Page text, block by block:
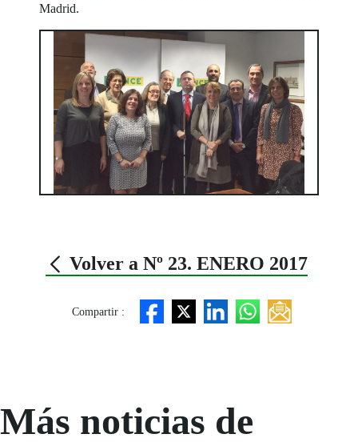
Madrid.
Volver a Nº 23. ENERO 2017
Compartir :
Más noticias de